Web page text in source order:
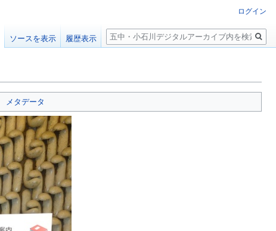
メタデータ
ログイン
ソースを表示 履歴表示
検
索